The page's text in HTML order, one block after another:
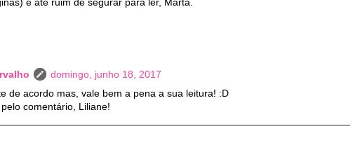
é até ruim de segurar para ler, Marta.
domingo, junho 18, 2017
de acordo mas, vale bem a pena a sua leitura! :D
comentário, Liliane!